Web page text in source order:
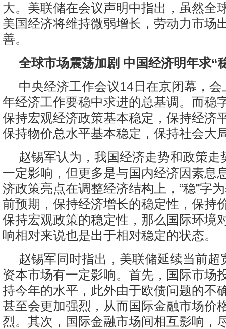
大。美联储在会议声明中指出，虽然全
美国经济将维持微弱增长，劳动力市场
善。
全球市场震荡加剧 中国经济明年求“
中央经济工作会议14日在京闭幕，
年经济工作要稳中求进的总基调。而稳
保持宏观经济政策基本稳定，保持经济
保持物价总水平基本稳定，保持社会大
赵锡军认为，我国经济走势和政策走
一定影响，但更多是与国内经济因素息
济政策亮点在调整经济结构上，“稳”字
前预期，保持经济增长的稳定性，保持
保持宏观政策的稳定性，那么国际环境
响相对来说也是出于相对稳定的状态。
赵锡军同时指出，美联储延续当前超
资本市场有一定影响。首先，国际市场
持今年的水平，此外由于欧债问题的不
甚至会更加强烈，从而国际金融市场价
烈。其次，国际金融市场间相互影响，